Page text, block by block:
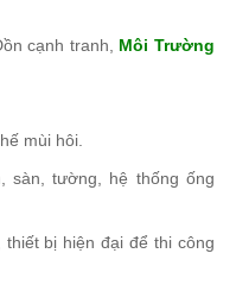
cạnh tranh, Môi Trường
mùi hôi.
sàn, tường, hệ thống ống
bị hiện đại để thi công